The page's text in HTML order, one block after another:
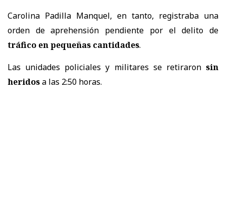
Carolina Padilla Manquel, en tanto, registraba una
orden de aprehensión pendiente por el delito de
tráfico en pequeñas cantidades.
Las unidades policiales y militares se retiraron sin
heridosa las 2:50 horas.